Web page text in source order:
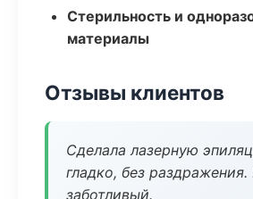
Стерильность и
материалы
Отзывы клиентов
Сделала лазерную
гладко, без
заботливый.